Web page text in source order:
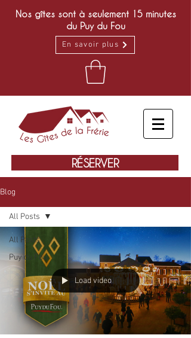
Nos gîtes sont à seulement 15 minutes
du Puy du Fou
En savoir plus
RÉSERVER
Blog
All Posts
Puy du Fou
All Posts
Load video